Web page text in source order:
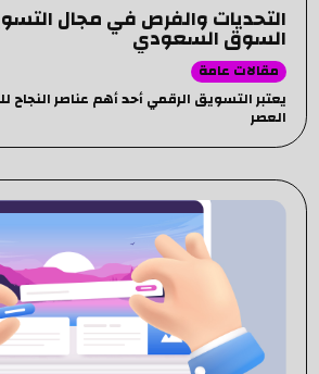
التحديات والفرص في مجال
السوق السعودي
مقالات عامة
يعتبر التسويق الرقمي أحد أهم عناصر
العصر